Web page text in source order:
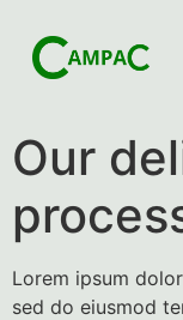
Our
Lorem ipsum
sed do eiusmod